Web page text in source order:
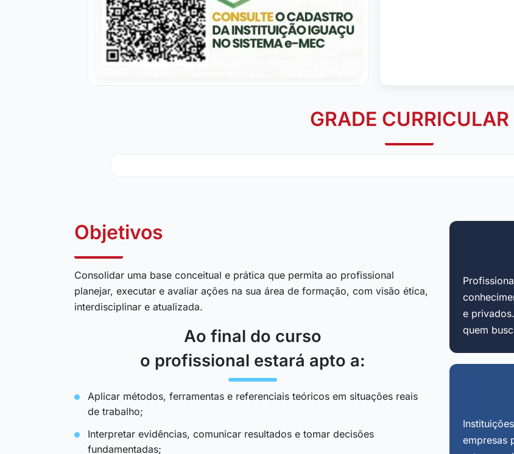
GRADE CURRICULAR
Objetivos
Consolidar uma base conceitual e prática que permita ao profissional
planejar, executar e avaliar ações na sua área de formação, com visão ética,
interdisciplinar e atualizada.
Ao final do curso
o profissional estará apto a:
Aplicar métodos, ferramentas e referenciais teóricos em situações reais
de trabalho;
Interpretar evidências, comunicar resultados e tomar decisões
fundamentadas;
e
quem
empresas